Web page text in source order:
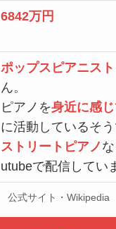
6842万円
ポップスピアニスト
ん。
ピアノを身近に感
に活動しているそう
ストリートピアノ
utubeで配信してい
公式サイト・Wikipedia